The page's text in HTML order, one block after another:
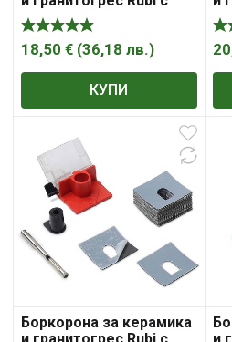
диамантена посипка с
резба М14х2 6х35 мм,
Drygres
18,50 € (36,18 лв.)
КУПИ
Боркорона за керамика
и гранитогрес Rubi с
и